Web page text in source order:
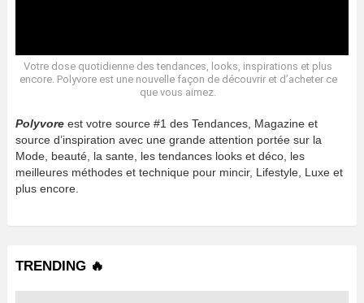
Votre dose quotidienne des tendances, looks, inspirations et plus
encore. Polyvore est une nouvelle façon de découvrir et d’acheter ce
que vous aimez.
Polyvore est votre source #1 des Tendances, Magazine et
source d’inspiration avec une grande attention portée sur la
Mode, beauté, la sante, les tendances looks et déco, les
meilleures méthodes et technique pour mincir, Lifestyle, Luxe et
plus encore.
TRENDING 🔥